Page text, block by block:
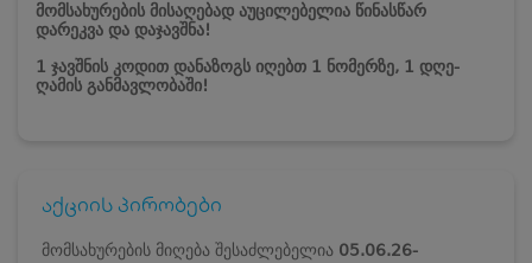
მომსახურების მისაღებად აუცილებელია წინასწარ
დარეკვა და დაჯავშნა!
1 ჯავშნის კოდით დანაზოგს იღებთ 1 ნომერზე, 1 დღე-
ღამის განმავლობაში!
აქციის პირობები
მომსახურების მიღება შესაძლებელია 05.06.26-